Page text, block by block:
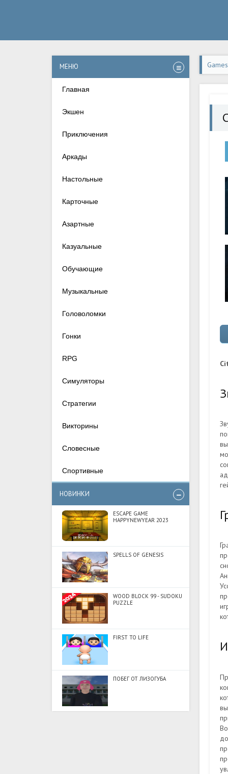
МЕНЮ
Главная
Экшен
Приключения
Аркады
Настольные
Карточные
Азартные
Казуальные
Обучающие
Музыкальные
Головоломки
Гонки
RPG
Симуляторы
Стратегии
Викторины
Словесные
Спортивные
НОВИНКИ
ESCAPE GAME
HAPPYNEWYEAR 2023
SPELLS OF GENESIS
WOOD BLOCK 99 - SUDOKU
PUZZLE
FIRST TO LIFE
ПОБЕГ ОТ ЛИЗОГУБА